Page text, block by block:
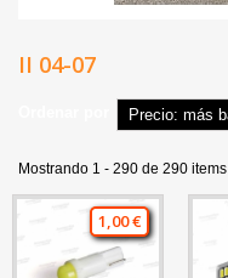
II 04-07
Mostrando 1 - 290 de 290 items
1,00 €